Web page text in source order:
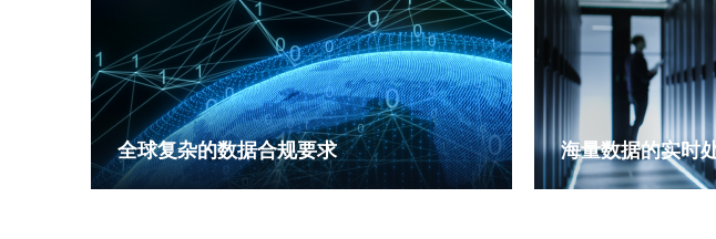
全球复杂的数据合规要求 海量数据的实时